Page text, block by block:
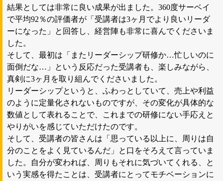
結果としては非常に良い成果が出ました。360度サーベイ
で平均92％の評価者が「受講者は3ヶ月でより良いリーダ
ーになった」と回答し、経営陣も非常に喜んでくださいま
した。
そして、最初は「またリーダーシップ研修か…忙しいのに
面倒だな…」という反応だった受講者も、楽しみながら、
真剣に3ヶ月を取り組んでくださいました。
リーダーシップというと、ふわっとしていて、売上や利益
のように定量化されないものですが、その変化が具体的な
数値として表れることで、これまでの研修にない手応えと
やりがいを感じていただけたのです。
そして、受講者の皆さんは「思っている以上に、周りは自
分のことをよく見ているんだ」と口をそろえて言っていま
した。自分が変われば、周りもそれに気づいてくれる、と
いう実感を得たことは、受講者にとってモチベーションに